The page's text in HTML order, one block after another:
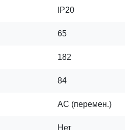
IP20
65
182
84
AC (перемен.)
Нет